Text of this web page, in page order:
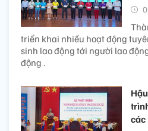
triển khai nhiều hoạt động
sinh lao động tới người lao
động .
các